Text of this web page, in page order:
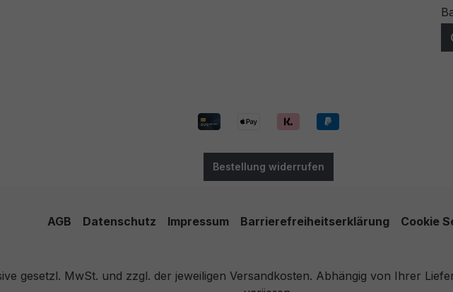
Bestellung widerrufen
AGB Datenschutz Impressum Barrierefreiheitserklärung Cookie
gesetzl. MwSt. und zzgl. der jeweiligen Versandkosten. Abhängig von Ihrer